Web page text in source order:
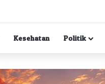
Kesehatan Politik